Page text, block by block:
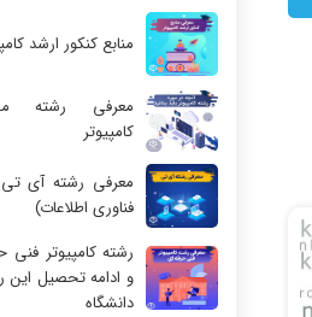
منابع کنکور ارشد
معرفی رشته
کامپیوتر
معرفی رشته آی
فناوری اطلاعات)
رشته کامپیوتر فنی
و ادامه تحصیل این
دانشگاه